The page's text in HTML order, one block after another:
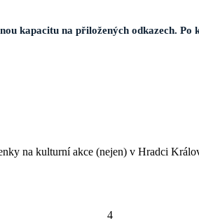
kapacitu na přiložených odkazech.
na kulturní akce (nejen) v Hradci
4